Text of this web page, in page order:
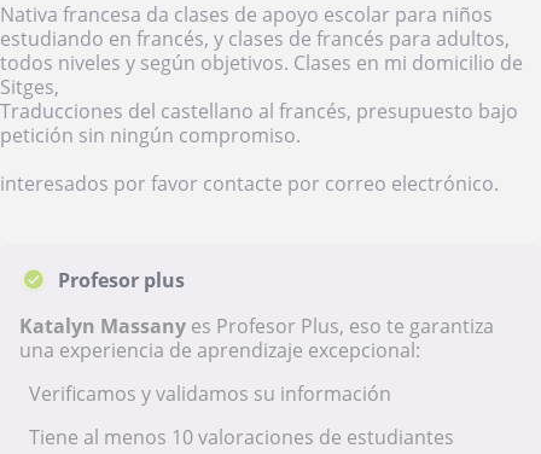
Nativa francesa da clases de apoyo escolar para niños
estudiando en francés, y clases de francés para adultos,
todos niveles y según objetivos. Clases en mi domicilio de
Sitges,
Traducciones del castellano al francés, presupuesto bajo
petición sin ningún compromiso.
interesados por favor contacte por correo electrónico.
Profesor plus
Katalyn Massany es Profesor Plus, eso te garantiza
una experiencia de aprendizaje excepcional:
Verificamos y validamos su información
Tiene al menos 10 valoraciones de estudiantes